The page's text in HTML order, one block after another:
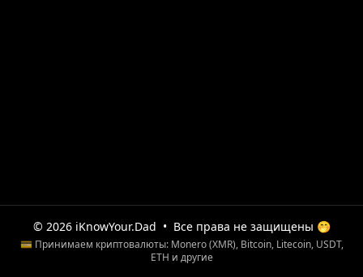
© 2026 iKnowYour.Dad • Все права не защищены 🤭
💳 Принимаем криптовалюты: Monero (XMR), Bitcoin, Litecoin, USDT,
ETH и другие